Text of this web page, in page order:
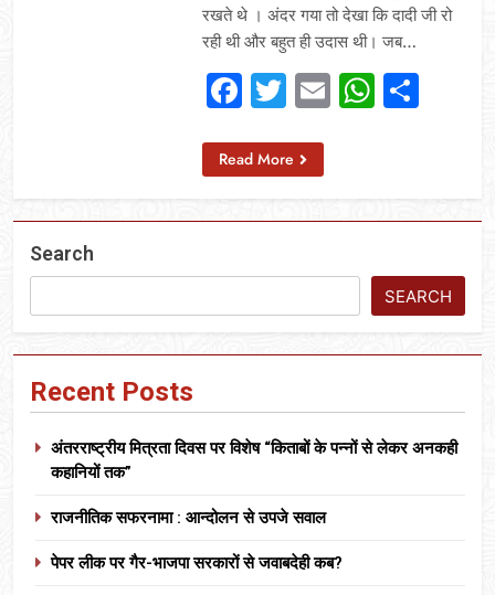
रखते थे । अंदर गया तो देखा कि दादी जी रो
रही थी और बहुत ही उदास थी। जब…
Facebook
Twitter
Email
Read More
Search
SEARCH
Recent Posts
अंतरराष्ट्रीय मित्रता दिवस पर विशेष “किताबों के पन्नों से लेकर अनकही
कहानियों तक”
राजनीतिक सफरनामा : आन्दोलन से उपजे सवाल
पेपर लीक पर गैर-भाजपा सरकारों से जवाबदेही कब?